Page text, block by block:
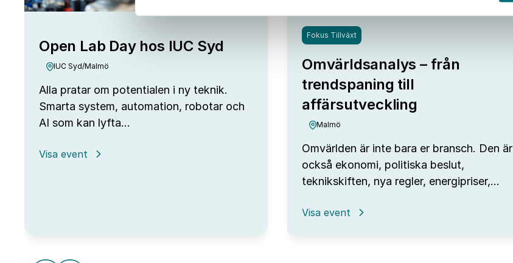
Open Lab Day hos IUC Syd
IUC Syd/Malmö
Alla pratar om potentialen i ny teknik.
Smarta system, automation, robotar och
AI som kan lyfta…
Visa event
:
Fokus Tillväxt
Omvärldsanalys – från
trendspaning till
affärsutveckling
Malmö
Omvärlden är inte bara er bransch. Den är
också ekonomi, politiska beslut,
teknikskiften, nya regler, energipriser,…
Visa event
: